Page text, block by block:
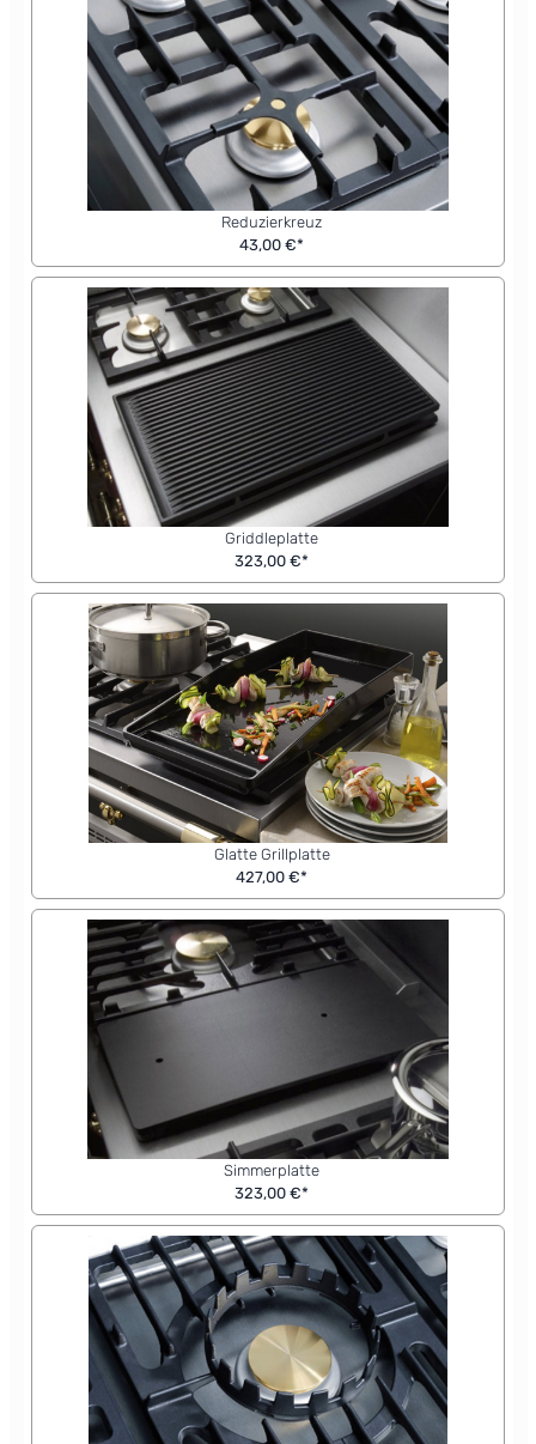
Reduzierkreuz
43,00 €*
Griddleplatte
323,00 €*
Glatte Grillplatte
427,00 €*
Simmerplatte
323,00 €*